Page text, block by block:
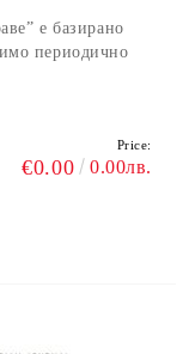
е базирано
периодично
Price:
€0.00 0.00лв.